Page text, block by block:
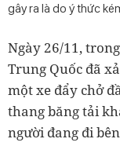
gây ra là do ý thức
Ngày 26/11,
Trung Quốc đã
một xe đẩy chở
thang băng tải
người đang đi